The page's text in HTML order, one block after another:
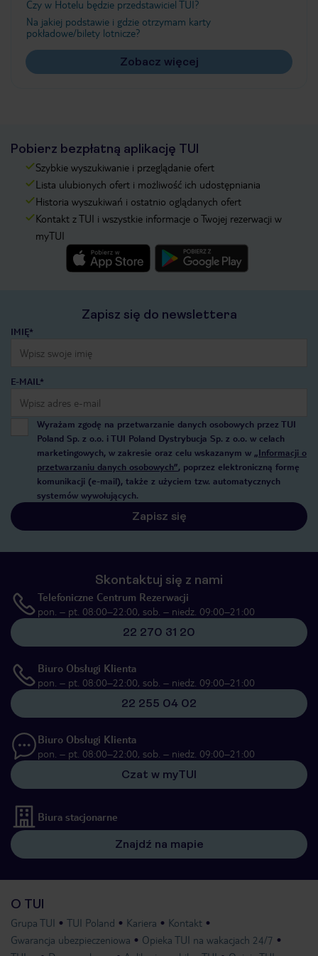
Czy w Hotelu będzie przedstawiciel TUI?
Na jakiej podstawie i gdzie otrzymam karty
pokładowe/bilety lotnicze?
Zobacz więcej
Pobierz bezpłatną aplikację TUI
Szybkie wyszukiwanie i przeglądanie ofert
Lista ulubionych ofert i możliwość ich udostępniania
Historia wyszukiwań i ostatnio oglądanych ofert
Kontakt z TUI i wszystkie informacje o Twojej rezerwacji w
myTUI
Zapisz się do newslettera
IMIĘ*
E-MAIL*
Wyrażam zgodę na przetwarzanie danych osobowych przez TUI
Poland Sp. z o.o. i TUI Poland Dystrybucja Sp. z o.o. w celach
marketingowych, w zakresie oraz celu wskazanym w „Informacji o
przetwarzaniu danych osobowych”, poprzez elektroniczną formę
komunikacji (e-mail), także z użyciem tzw. automatycznych
systemów wywołujących.
Zapisz się
Skontaktuj się z nami
Telefoniczne Centrum Rezerwacji
pon. – pt. 08:00–22:00, sob. – niedz. 09:00–21:00
22 270 31 20
Biuro Obsługi Klienta
pon. – pt. 08:00–22:00, sob. – niedz. 09:00–21:00
22 255 04 02
Biuro Obsługi Klienta
pon. – pt. 08:00–22:00, sob. – niedz. 09:00–21:00
Czat w myTUI
Biura stacjonarne
Znajdź na mapie
O TUI
Grupa TUI TUI Poland Kariera
Kontakt
Gwarancja ubezpieczeniowa
Opieka TUI na wakacjach 24/7